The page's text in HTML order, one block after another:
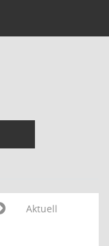
Aktuell